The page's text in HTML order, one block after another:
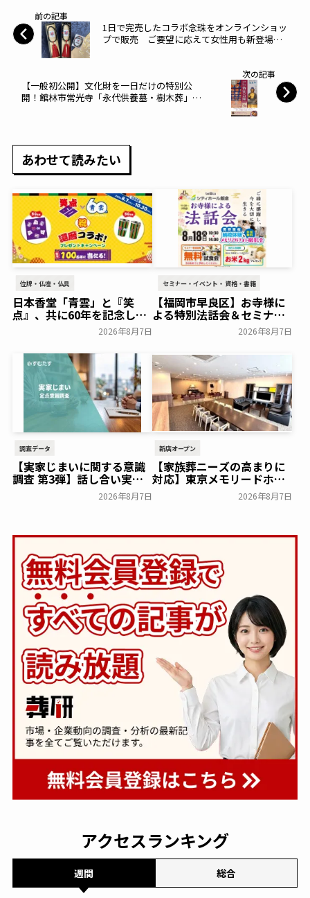
前の記事
1日で完売したコラボ念珠をオンラインショッ
プで販売 ご要望に応えて女性用も新登場！
次の記事
【一般初公開】文化財を一日だけの特別公
開！館林市常光寺「永代供養墓・樹木葬」開
あわせて読みたい
位牌・仏壇・仏具
日本香堂「青雲」と『笑
点』、共に60年を記念した
初コラボ！オリジナルグッ
ズのプレゼントキャンペー
ンを実施～日本香堂～
一般公開
2026年8月7日
セミナー・イベント・資格・書籍
【福岡市早良区】お寺様に
よる特別法話会＆セミナー
特典「無料試食会」を8月
18日(月)にシティホール飯
倉にて開催！～ベルコ～
一般公開
2026年8月7日
調査データ
【実家じまいに関する意識
調査 第3弾】話し合い実施
率は29.5％で前回から低
下。「大相続時代」でも家
2026年8月7日
新店オープン
【家族葬ニーズの高まりに
対応】東京メモリードホー
ルに貸切型家族葬空間『第
８ホール～Living～』オー
2026年8月7日
アクセスランキング
週間 総合